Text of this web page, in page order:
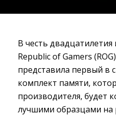
В честь двадцатилетия
Republic of Gamers
представила первый в
комплект памяти,
производителя, будет
лучшими образцами на